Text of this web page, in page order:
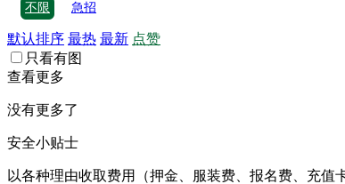
不限 急招
默认排序 最热 最新 点赞
只看有图
查看更多
没有更多了
安全小贴士
以各种理由收取费⽤（押⾦、服装费、报名费、充值